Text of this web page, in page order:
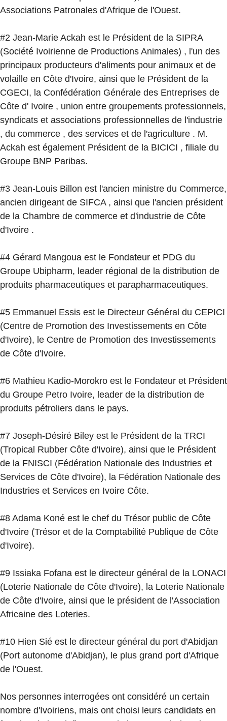
Associations Patronales d'Afrique de l'Ouest.
#2 Jean-Marie Ackah est le Président de la SIPRA
(Société Ivoirienne de Productions Animales) , l'un des
principaux producteurs d'aliments pour animaux et de
volaille en Côte d'Ivoire, ainsi que le Président de la
CGECI, la Confédération Générale des Entreprises de
Côte d' Ivoire , union entre groupements professionnels,
syndicats et associations professionnelles de l'industrie
, du commerce , des services et de l'agriculture . M.
Ackah est également Président de la BICICI , filiale du
Groupe BNP Paribas.
#3 Jean-Louis Billon est l'ancien ministre du Commerce,
ancien dirigeant de SIFCA , ainsi que l'ancien président
de la Chambre de commerce et d'industrie de Côte
d'Ivoire .
#4 Gérard Mangoua est le Fondateur et PDG du
Groupe Ubipharm, leader régional de la distribution de
produits pharmaceutiques et parapharmaceutiques.
#5 Emmanuel Essis est le Directeur Général du CEPICI
(Centre de Promotion des Investissements en Côte
d'Ivoire), le Centre de Promotion des Investissements
de Côte d'Ivoire.
#6 Mathieu Kadio-Morokro est le Fondateur et Président
du Groupe Petro Ivoire, leader de la distribution de
produits pétroliers dans le pays.
#7 Joseph-Désiré Biley est le Président de la TRCI
(Tropical Rubber Côte d'Ivoire), ainsi que le Président
de la FNISCI (Fédération Nationale des Industries et
Services de Côte d'Ivoire), la Fédération Nationale des
Industries et Services en Ivoire Côte.
#8 Adama Koné est le chef du Trésor public de Côte
d'Ivoire (Trésor et de la Comptabilité Publique de Côte
d'Ivoire).
#9 Issiaka Fofana est le directeur général de la LONACI
(Loterie Nationale de Côte d'Ivoire), la Loterie Nationale
de Côte d'Ivoire, ainsi que le président de l'Association
Africaine des Loteries.
#10 Hien Sié est le directeur général du port d'Abidjan
(Port autonome d'Abidjan), le plus grand port d'Afrique
de l'Ouest.
Nos personnes interrogées ont considéré un certain
nombre d'Ivoiriens, mais ont choisi leurs candidats en